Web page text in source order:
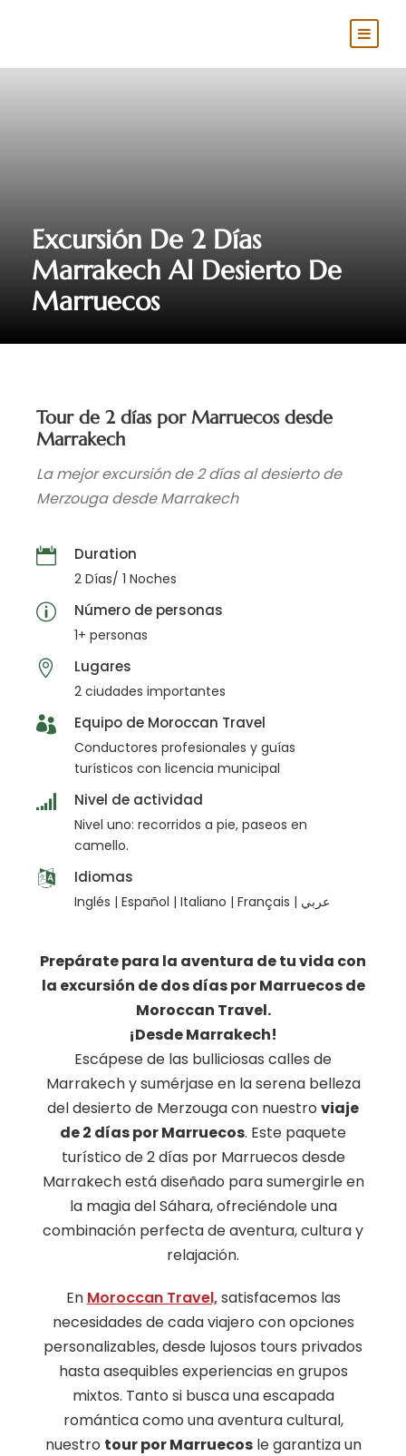
Excursión De 2 Días
Marrakech Al Desierto De
Marruecos
Tour de 2 días por Marruecos desde
Marrakech
La mejor excursión de 2 días al desierto de
Merzouga desde Marrakech
Duration
2 Días/ 1 Noches
Número de personas
1+ personas
Lugares
2 ciudades importantes
Equipo de Moroccan Travel
Conductores profesionales y guías
turísticos con licencia municipal
Nivel de actividad
Nivel uno: recorridos a pie, paseos en
camello.
Idiomas
Inglés | Español | Italiano | Français | عربي
Prepárate para la aventura de tu vida con
la excursión de dos días por Marruecos de
Moroccan Travel.
¡Desde Marrakech!
Escápese de las bulliciosas calles de
Marrakech y sumérjase en la serena belleza
del desierto de Merzouga con nuestro viaje
de 2 días por Marruecos. Este paquete
turístico de 2 días por Marruecos desde
Marrakech está diseñado para sumergirle en
la magia del Sáhara, ofreciéndole una
combinación perfecta de aventura, cultura y
relajación.
En Moroccan Travel,satisfacemos las
necesidades de cada viajero con opciones
personalizables, desde lujosos tours privados
hasta asequibles experiencias en grupos
mixtos. Tanto si busca una escapada
romántica como una aventura cultural,
nuestro tour por Marruecosle garantiza un